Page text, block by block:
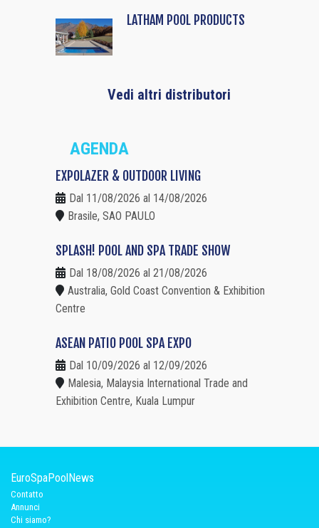
LATHAM POOL PRODUCTS
Vedi altri distributori
AGENDA
EXPOLAZER & OUTDOOR LIVING
Dal 11/08/2026 al 14/08/2026
Brasile, SAO PAULO
SPLASH! POOL AND SPA TRADE SHOW
Dal 18/08/2026 al 21/08/2026
Australia, Gold Coast Convention & Exhibition
Centre
ASEAN PATIO POOL SPA EXPO
Dal 10/09/2026 al 12/09/2026
Malesia, Malaysia International Trade and
Exhibition Centre, Kuala Lumpur
EuroSpaPoolNews
Contatto
Annunci
Chi siamo?